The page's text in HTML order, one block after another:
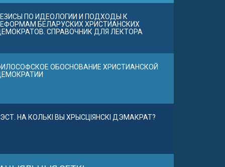
ПО ИДЕОЛОГИИ И ПОДХОДЫ К
БЕЛАРУСКИХ ХРИСТИАНСКИХ
СПРАВОЧНИК ДЛЯ ЛЕКТОРА
ОБОСНОВАНИЕ ХРИСТИАНСКОЙ
НА КОЛЬКІ ВЫ ХРЫСЦІЯНСКІ ДЭМАКРАТ?